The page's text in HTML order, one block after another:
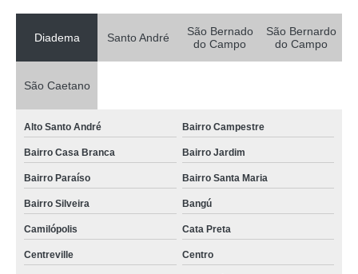
Diadema Santo André
São Bernado
do Campo
São Bernardo
do Campo
São Caetano
Alto Santo André Bairro Campestre
Bairro Casa Branca Bairro Jardim
Bairro Paraíso Bairro Santa Maria
Bairro Silveira Bangú
Camilópolis Cata Preta
Centreville Centro